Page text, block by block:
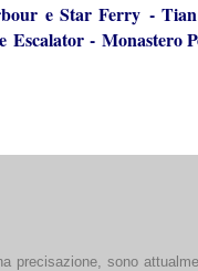
e Star Ferry -
Escalator- Monastero
precisazione, sono